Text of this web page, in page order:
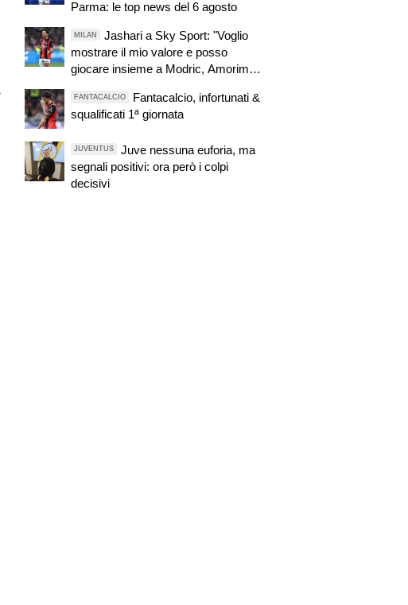
Parma: le top news del 6 agosto
MILAN
Jashari a Sky Sport: "Voglio
mostrare il mio valore e posso
giocare insieme a Modric, Amorim
diversa"
FANTACALCIO
Fantacalcio, infortunati &
squalificati 1ª giornata
JUVENTUS
Juve nessuna euforia, ma
segnali positivi: ora però i colpi
decisivi